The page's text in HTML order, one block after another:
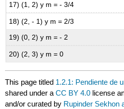
17) (1, 2) y m = - 3/4
18) (2, - 1) y m = 2/3
19) (0, 2) y m = - 2
20) (2, 3) y m = 0
This page titled 1.2.1: Pendiente de
shared under aCC BY 4.0 license
and/or curated by Rupinder Sekhon